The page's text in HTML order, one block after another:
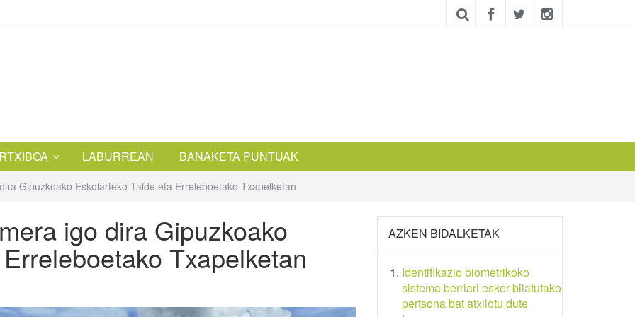
LABURREAN BANAKETA PUNTUAK
Gipuzkoako Eskolarteko Talde eta Erreleboetako Txapelketan
igo dira Gipuzkoako
Txapelketan
AZKEN BIDALKETAK
Identifikazio biometrikoko
sistema berriari esker bilatutako
pertsona bat atxilotu dute